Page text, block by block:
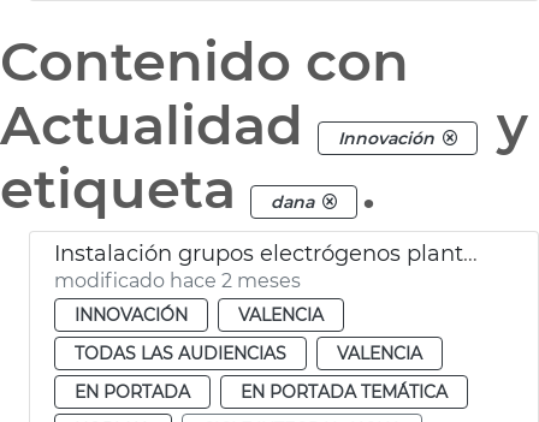
Contenido con
Actualidad
Innovación
y
etiqueta
dana .
Instalación grupos electrógenos plantas potabilizadoras Presa Realó València
modificado hace 2 meses
INNOVACIÓN
VALENCIA
TODAS LAS AUDIENCIAS
VALENCIA
EN PORTADA
EN PORTADA TEMÁTICA